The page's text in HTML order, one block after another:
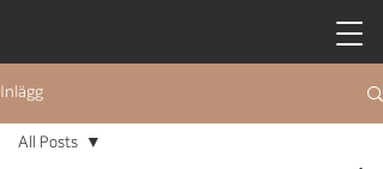
Inlägg
All Posts